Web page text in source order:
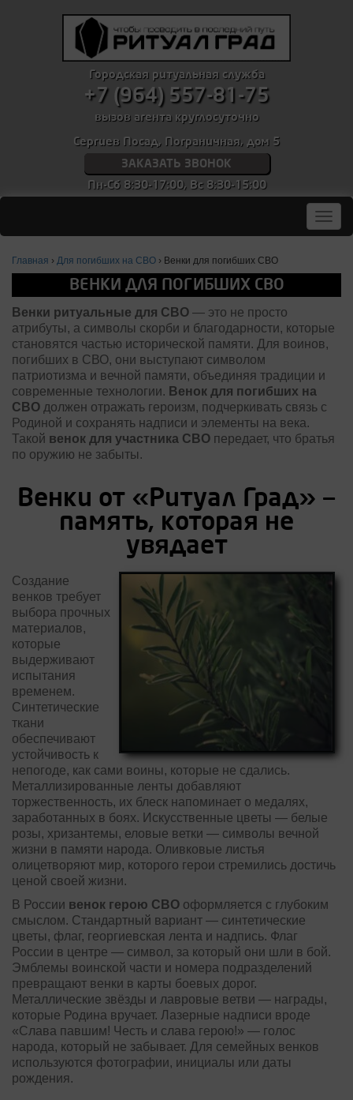
Городская ритуальная служба
+7 (964) 557-81-75
вызов агента круглосуточно
Сергиев Посад, Пограничная, дом 5
ЗАКАЗАТЬ ЗВОНОК
Пн-Сб 8:30-17:00, Вс 8:30-15:00
Меню
Главная › Для погибших на СВО › Венки для погибших СВО
ВЕНКИ ДЛЯ ПОГИБШИХ СВО
Венки ритуальные для СВО — это не просто
атрибуты, а символы скорби и благодарности, которые
становятся частью исторической памяти. Для воинов,
погибших в СВО, они выступают символом
патриотизма и вечной памяти, объединяя традиции и
современные технологии. Венок для погибших на
СВО должен отражать героизм, подчеркивать связь с
Родиной и сохранять надписи и элементы на века.
Такой венок для участника СВО передает, что братья
по оружию не забыты.
Венки от «Ритуал Град» —
память, которая не
увядает
Создание
венков требует
выбора прочных
материалов,
которые
выдерживают
испытания
временем.
Синтетические
ткани
обеспечивают
устойчивость к
непогоде, как сами воины, которые не сдались.
Металлизированные ленты добавляют
торжественность, их блеск напоминает о медалях,
заработанных в боях. Искусственные цветы — белые
розы, хризантемы, еловые ветки — символы вечной
жизни в памяти народа. Оливковые листья
олицетворяют мир, которого герои стремились достичь
ценой своей жизни.
В России венок герою СВО оформляется с глубоким
смыслом. Стандартный вариант — синтетические
цветы, флаг, георгиевская лента и надпись. Флаг
России в центре — символ, за который они шли в бой.
Эмблемы воинской части и номера подразделений
превращают венки в карты боевых дорог.
Металлические звёзды и лавровые ветви — награды,
которые Родина вручает. Лазерные надписи вроде
«Слава павшим! Честь и слава герою!» — голос
народа, который не забывает. Для семейных венков
используются фотографии, инициалы или даты
рождения.